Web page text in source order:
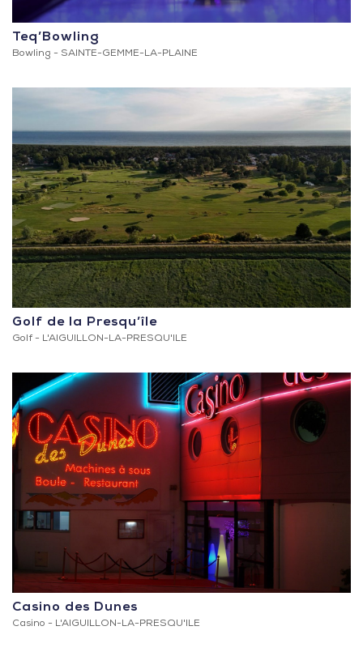
Teq’Bowling
Bowling - SAINTE-GEMME-LA-PLAINE
Golf de la Presqu’île
Golf - L'AIGUILLON-LA-PRESQU'ILE
Casino des Dunes
Casino - L'AIGUILLON-LA-PRESQU'ILE